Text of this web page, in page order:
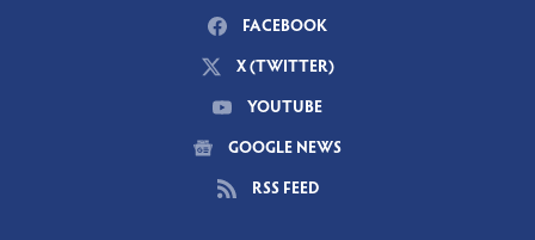
FACEBOOK
X (TWITTER)
YOUTUBE
GOOGLE NEWS
RSS FEED